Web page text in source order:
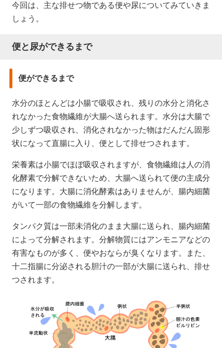
今回は、主な排せつ物である便や尿についてみていきま
しょう。
便と尿ができるまで
便ができるまで
水分のほとんどは小腸で吸収され、残りの水分と消化さ
れなかった食物繊維が大腸へ送られます。水分は大腸で
少しずつ吸収され、消化されなかった物はだんだん固形
状になって直腸に入り、便として排せつされます。
栄養素は小腸でほぼ吸収されますが、食物繊維は人の消
化酵素で分解できないため、大腸へ送られて便の主成分
になります。大腸に消化酵素はありませんが、腸内細菌
がいて一部の食物繊維を分解します。
タンパク質は一部未消化のまま大腸に送られ、腸内細菌
によって分解されます。分解物質にはアンモニアなどの
有害なものが多く、便やおならが臭くなります。また、
十二指腸に分泌される胆汁の一部が大腸に送られ、排せ
つされます。